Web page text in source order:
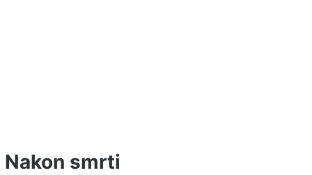
Nakon smrti